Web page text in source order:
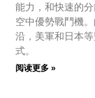
能力，和快速的
空中優勢戰鬥機
沿，美軍和日本
式。
阅读更多 »